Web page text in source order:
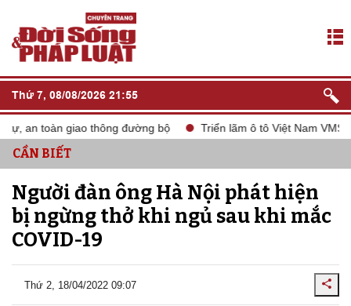
Thứ 7, 08/08/2026 21:55
toàn giao thông đường bộ Triển lãm ô tô Việt Nam VMS 2024
CẦN BIẾT
Người đàn ông Hà Nội phát hiện
bị ngừng thở khi ngủ sau khi mắc
COVID-19
Thứ 2, 18/04/2022 09:07